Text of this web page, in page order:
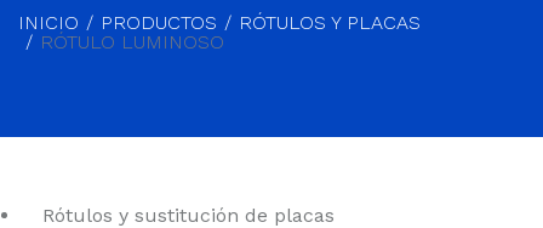
INICIO PRODUCTOS
RÓTULOS Y PLACAS
RÓTULO LUMINOSO
Rótulos y sustitución de placas